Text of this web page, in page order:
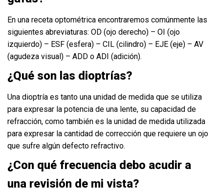
En una receta optométrica encontraremos comúnmente las
siguientes abreviaturas: OD (ojo derecho) – OI (ojo
izquierdo) – ESF (esfera) – CIL (cilindro) – EJE (eje) – AV
(agudeza visual) – ADD o ADI (adición).
¿Qué son las dioptrías?
Una dioptría es tanto una unidad de medida que se utiliza
para expresar la potencia de una lente, su capacidad de
refracción, como también es la unidad de medida utilizada
para expresar la cantidad de corrección que requiere un ojo
que sufre algún defecto refractivo.
¿Con qué frecuencia debo acudir a
una revisión de mi vista?